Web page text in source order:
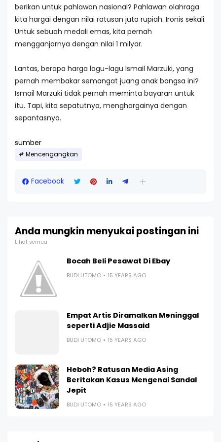
berikan untuk pahlawan nasional? Pahlawan olahraga
kita hargai dengan nilai ratusan juta rupiah. Ironis sekali.
Untuk sebuah medali emas, kita pernah
mengganjarnya dengan nilai 1 milyar.
Lantas, berapa harga lagu-lagu Ismail Marzuki, yang
pernah membakar semangat juang anak bangsa ini?
Ismail Marzuki tidak pernah meminta bayaran untuk
itu. Tapi, kita sepatutnya, menghargainya dengan
sepantasnya.
sumber
Mencengangkan
Facebook
Anda mungkin menyukai postingan ini
Lihat semua
Bocah Beli Pesawat Di Ebay
BUDI UTOMO 15 YEARS AGO
Empat Artis Diramalkan Meninggal
seperti Adjie Massaid
BUDI UTOMO 15 YEARS AGO
Heboh? Ratusan Media Asing
Beritakan Kasus Mengenai Sandal
Jepit
BUDI UTOMO 15 YEARS AGO